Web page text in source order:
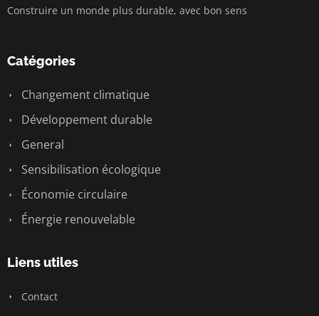
Construire un monde plus durable, avec bon sens
Catégories
Changement climatique
Développement durable
General
Sensibilisation écologique
Économie circulaire
Énergie renouvelable
Liens utiles
Contact